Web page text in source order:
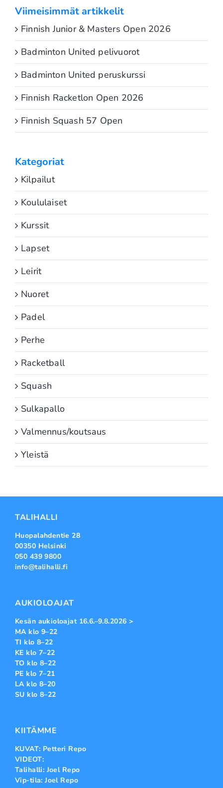
Viimeisimmät artikkelit
Finnish Junior & Masters Open 2026
Badminton United pelivuorot
Badminton United peruskurssi
Finnish Racketlon Open 2026
Finnish Squash 57 Open
Kategoriat
Kilpailut
Koululaiset
Kurssit
Lapset
Leirit
Nuoret
Padel
Perhe
Racketball
Squash
Sulkapallo
Valmennus/koutsaus
Yleistä
TALIHALLI
Huopalahdentie 28
00350 Helsinki
050 439 9800
info@talihalli.fi
AUKIOLOAJAT
Kesän aukioloajat 16.6.–9.8.2026 >
MA klo 9–22
TI klo 8–22
KE klo 7–22
TO klo 8–22
PE klo 7–21
LA klo 8–20
SU klo 8–22
KIITÄMME
KUVAT: Petteri Repo
VIDEOT:
Talihalli: Joel Repo
Vip-tila: Joel Repo